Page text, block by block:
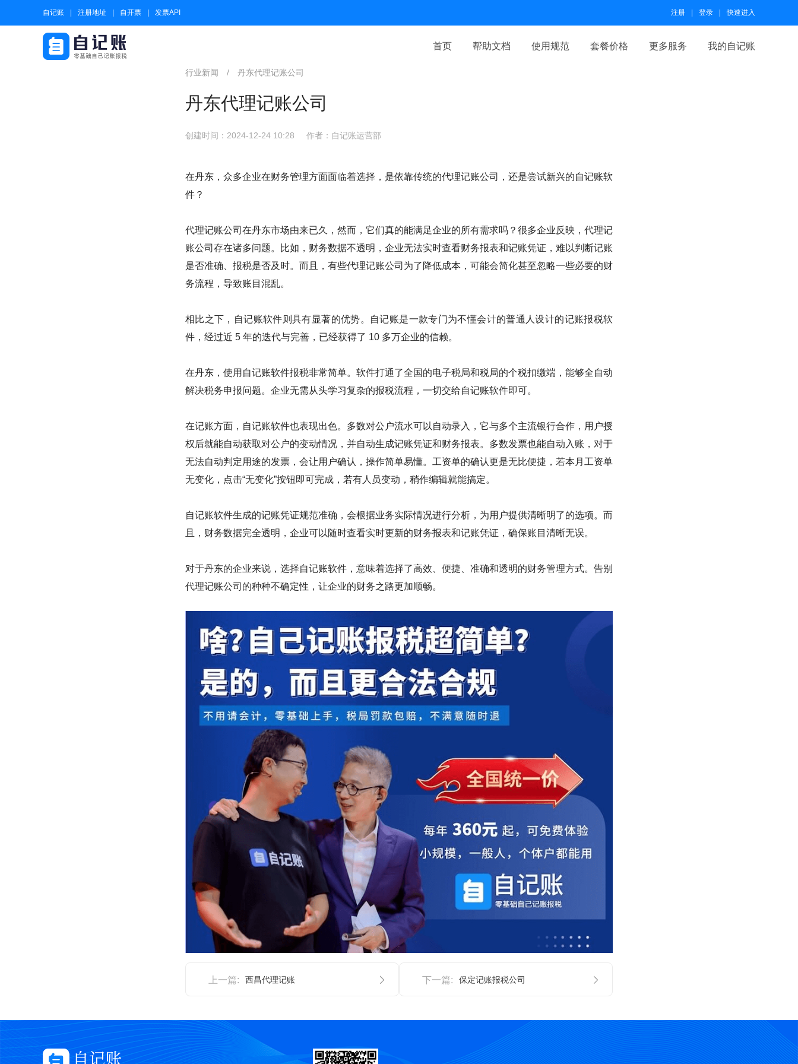
自记账 注册地址 自开票 发票API 注册 登录 快速进入
首页 帮助文档 使用规范 套餐价格 更多服务 我的自记账
行业新闻 / 丹东代理记账公司
丹东代理记账公司
创建时间：2024-12-24 10:28 作者：自记账运营部
在丹东，众多企业在财务管理方面面临着选择，是依靠传统的代理记账公司，还是尝试新兴的自记账软
件？
代理记账公司在丹东市场由来已久，然而，它们真的能满足企业的所有需求吗？很多企业反映，代理记
账公司存在诸多问题。比如，财务数据不透明，企业无法实时查看财务报表和记账凭证，难以判断记账
是否准确、报税是否及时。而且，有些代理记账公司为了降低成本，可能会简化甚至忽略一些必要的财
务流程，导致账目混乱。
相比之下，自记账软件则具有显著的优势。自记账是一款专门为不懂会计的普通人设计的记账报税软
件，经过近 5 年的迭代与完善，已经获得了 10 多万企业的信赖。
在丹东，使用自记账软件报税非常简单。软件打通了全国的电子税局和税局的个税扣缴端，能够全自动
解决税务申报问题。企业无需从头学习复杂的报税流程，一切交给自记账软件即可。
在记账方面，自记账软件也表现出色。多数对公户流水可以自动录入，它与多个主流银行合作，用户授
权后就能自动获取对公户的变动情况，并自动生成记账凭证和财务报表。多数发票也能自动入账，对于
无法自动判定用途的发票，会让用户确认，操作简单易懂。工资单的确认更是无比便捷，若本月工资单
无变化，点击“无变化”按钮即可完成，若有人员变动，稍作编辑就能搞定。
自记账软件生成的记账凭证规范准确，会根据业务实际情况进行分析，为用户提供清晰明了的选项。而
且，财务数据完全透明，企业可以随时查看实时更新的财务报表和记账凭证，确保账目清晰无误。
对于丹东的企业来说，选择自记账软件，意味着选择了高效、便捷、准确和透明的财务管理方式。告别
代理记账公司的种种不确定性，让企业的财务之路更加顺畅。
上一篇: 西昌代理记账 下一篇: 保定记账报税公司